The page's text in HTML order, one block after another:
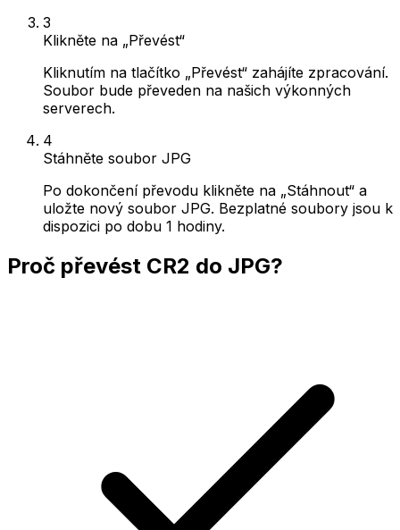
3
Klikněte na „Převést“
Kliknutím na tlačítko „Převést“ zahájíte zpracování.
Soubor bude převeden na našich výkonných
serverech.
4
Stáhněte soubor JPG
Po dokončení převodu klikněte na „Stáhnout“ a
uložte nový soubor JPG. Bezplatné soubory jsou k
dispozici po dobu 1 hodiny.
Proč převést CR2 do JPG?